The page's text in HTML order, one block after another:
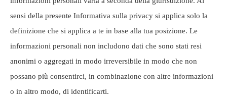
sensi della presente Informativa sulla privacy si applica solo la
definizione che si applica a te in base alla tua posizione. Le
informazioni personali non includono dati che sono stati resi
anonimi o aggregati in modo irreversibile in modo che non
possano più consentirci, in combinazione con altre informazioni
o in altro modo, di identificarti.